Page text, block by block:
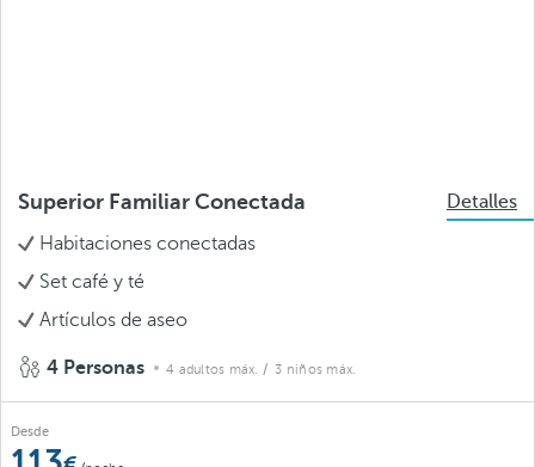
Superior Familiar Conectada
Detalles
Habitaciones conectadas
Set café y té
Artículos de aseo
4 Personas 4 adultos máx. / 3 niños máx.
Desde